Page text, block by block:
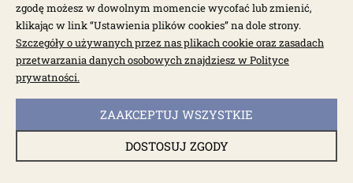
dostępny do 10 dni roboczych
Podwójne sprężyny zaworowe wzmacniane 8szt
T1, T1B
zgodę możesz w dowolnym momencie wycofać lub zmienić,
klikając w link “Ustawienia plików cookies” na dole strony.
Szczegóły o używanych przez nas plikach cookie oraz zasadach
przetwarzania danych osobowych znajdziesz w Polityce
prywatności.
DOSTOSUJ ZGODY
ZAAKCEPTUJ WSZYSTKIE